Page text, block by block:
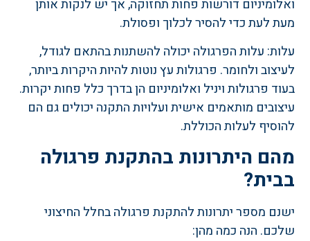
ואלומיניום דורשות פחות תחזוקה, אך יש לנקות אותן
מעת לעת כדי להסיר לכלוך ופסולת.
עלות: עלות הפרגולה יכולה להשתנות בהתאם לגודל,
לעיצוב ולחומר. פרגולות עץ נוטות להיות היקרות ביותר,
בעוד פרגולות ויניל ואלומיניום הן בדרך כלל פחות יקרות.
עיצובים מותאמים אישית ועלויות התקנה יכולים גם הם
להוסיף לעלות הכוללת.
מהם היתרונות בהתקנת פרגולה
בבית?
ישנם מספר יתרונות להתקנת פרגולה בחלל החיצוני
שלכם. הנה כמה מהן: